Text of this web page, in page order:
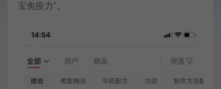
宝免疫力”。